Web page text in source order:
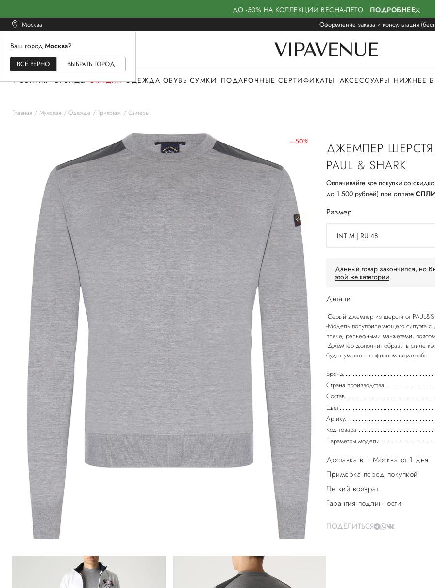
ДО -50% НА КОЛЛЕКЦИИ ВЕСНА-ЛЕТО ПОДРОБНЕЕ
Москва Оформление заказа и консультация
Ваш город Москва?
ВСЁ ВЕРНО ВЫБРАТЬ ГОРОД
ЖЕНСКОЕМУЖСКОЕ
НОВИНКИ БРЕНДЫ СКИДКИ ОДЕЖДА ОБУВЬ СУМКИ ПОДАРОЧНЫЕ СЕРТИФИКАТЫ АКСЕССУАРЫ НИЖНЕЕ
Главная Мужская Одежда Трикотаж Свитеры
–50%
ДЖЕМПЕР
PAUL & SHARK
Оплачивайте все покупки со
до 1 500 рублей) при оплате
Размер
INT M | RU 48
Данный товар закончился, но
этой же категории
Детали
-Серый джемпер из шерсти от
-Модель полуприлегающего силуэта
плече, рельефными манжетами,
-Джемпер дополнит образы в стиле
Бренд
Страна производства
Состав
Цвет
Артикул
Код товара
Параметры модели
Доставка в г. Москва от 1 дня
Примерка перед покупкой
Легкий возврат
Гарантия подлинности
ПОДЕЛИТЬСЯ